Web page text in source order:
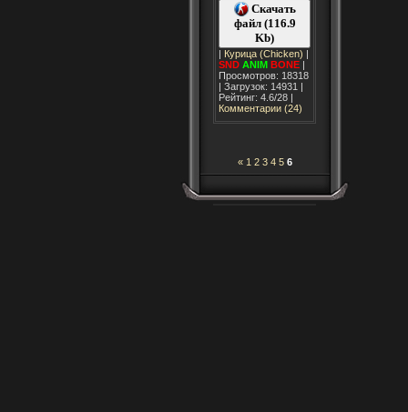
Скачать
файл (116.9
Kb)
| Курица (Chicken) |
SND ANIM BONE |
Просмотров: 18318
| Загрузок: 14931 |
Рейтинг: 4.6/28 |
Комментарии (24)
« 1 2 3 4 5 6